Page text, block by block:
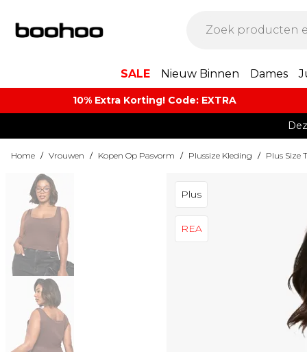
SALE Nieuw Binnen Dames
10% Extra Korting! Code: EXTRA​
Home / Vrouwen / Kopen Op Pasvorm / Plussize Kleding / Plus Size
Plus
REA